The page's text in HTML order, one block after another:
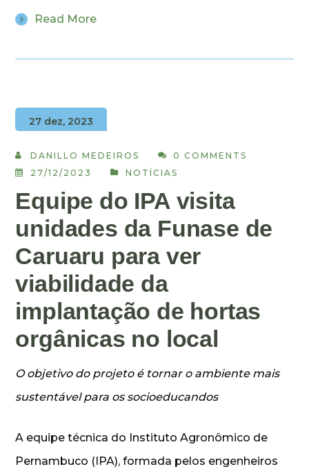
Read More
27 dez, 2023
DANILLO MEDEIROS
0 COMMENTS
27/12/2023
NOTÍCIAS
Equipe do IPA visita
unidades da Funase de
Caruaru para ver
viabilidade da
implantação de hortas
orgânicas no local
O objetivo do projeto é tornar o ambiente mais
sustentável para os socioeducandos
A equipe técnica do Instituto Agronômico de
Pernambuco (IPA), formada pelos engenheiros